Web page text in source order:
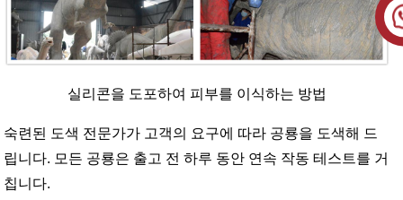
실리콘을 도포하여 피부를 이식하는 방법
숙련된 도색 전문가가 고객의 요구에 따라 공룡을 도색해 드
립니다. 모든 공룡은 출고 전 하루 동안 연속 작동 테스트를 거
칩니다.